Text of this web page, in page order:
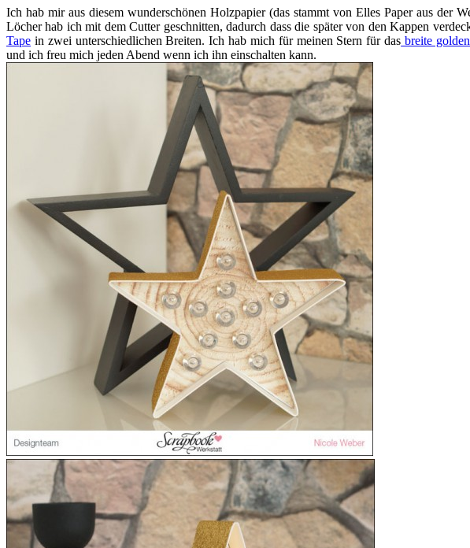
Ich hab mir aus diesem wunderschönen Holzpapier (das stammt von Elles Paper aus der
Löcher hab ich mit dem Cutter geschnitten, dadurch dass die später von den Kappen
Tape in zwei unterschiedlichen Breiten. Ich hab mich für meinen Stern für das breite
und ich freu mich jeden Abend wenn ich ihn einschalten kann.